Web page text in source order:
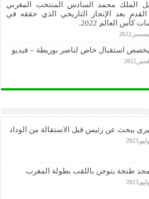
الملك محمد السادس المنتخب المغربي
بعد الإنجاز التاريخي الذي حققه في
كأس العالم 2022.
استقبال خاص لناصر بوريطة – فيديو
يبحث عن رئيس قبل الاستقالة من الوداد
مجد طنجة يتوجن باللقب بطولة المغرب